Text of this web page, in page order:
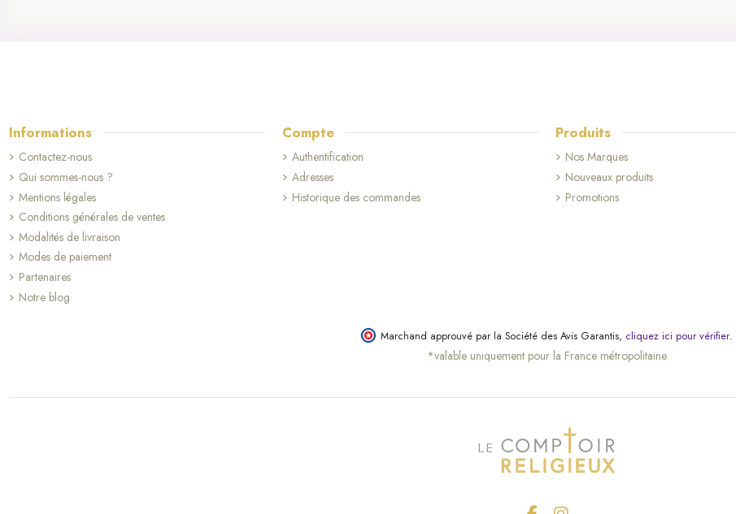
Informations
Contactez-nous
Qui sommes-nous ?
Mentions légales
Conditions générales de ventes
Modalités de livraison
Modes de paiement
Partenaires
Notre blog
Compte
Authentification
Adresses
Historique des commandes
Produits
Nos Marques
Nouveaux produits
Promotions
Marchand approuvé par la Société des Avis Garantis, cliquez ici pour vérifier.
*valable uniquement pour la France métropolitaine